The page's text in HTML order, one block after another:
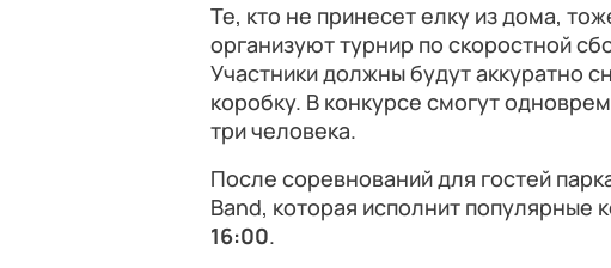
Те, кто не принесет елку из дома,
организуют турнир по скоростной
Участники должны будут аккуратно
коробку. В конкурсе смогут
три человека.
После соревнований для гостей
Band, которая исполнит популярные
16:00.